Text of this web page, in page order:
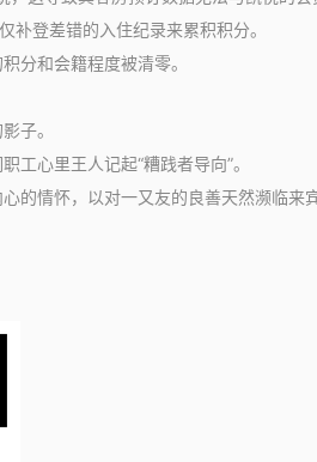
登差错的入住纪录来累积积分。
分和会籍程度被清零。
子。
心里王人记起“糟践者导向”。
情怀，以对一又友的良善天然濒临来